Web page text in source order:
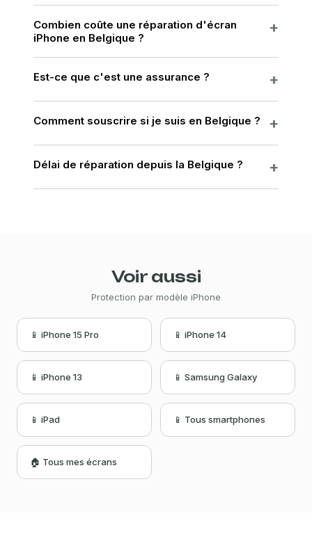
Combien coûte une réparation d'écran
iPhone en Belgique ?
Est-ce que c'est une assurance ?
Comment souscrire si je suis en Belgique ?
Délai de réparation depuis la Belgique ?
Voir aussi
Protection par modèle iPhone
📱 iPhone 15 Pro 📱 iPhone 14
📱 iPhone 13 📱 Samsung Galaxy
📱 iPad 📱 Tous smartphones
🏠 Tous mes écrans